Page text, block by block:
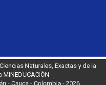
Naturales, Exactas y de la
MINEDUCACIÓN
- Cauca - Colombia - 2026